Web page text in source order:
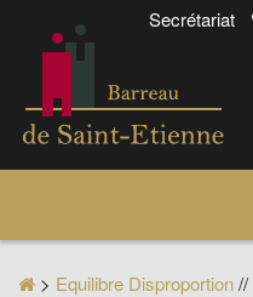
Secrétariat
> Equilibre Disproportion//